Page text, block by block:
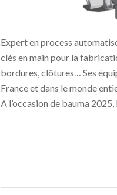
Expert en process
clés en main pour la
bordures, clôtures… Ses
France et dans le monde
A l’occasion de bauma